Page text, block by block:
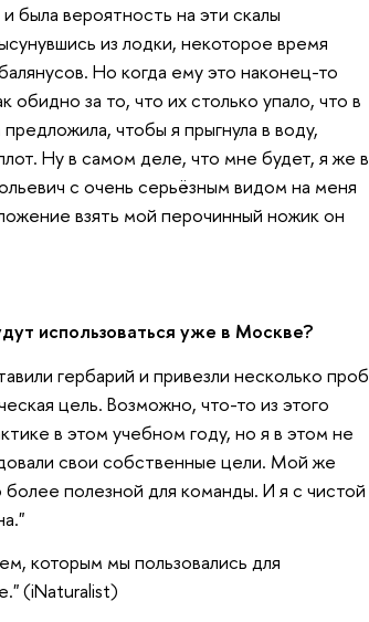
вероятность на эти скалы
из лодки, некоторое время
Но когда ему это наконец-то
за то, что их столько упало, что в
чтобы я прыгнула в воду,
Ну в самом деле, что мне будет, я же в
с очень серьёзным видом на меня
взять мой перочинный ножик он
использоваться уже в Москве?
гербарий и привезли несколько проб
цель. Возможно, что-то из этого
в этом учебном году, но я в этом не
свои собственные цели. Мой же
полезной для команды. И я с чистой
которым мы пользовались для
(iNaturalist)